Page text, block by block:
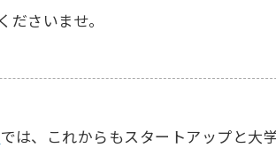
さいませ。
では、これからもスタートアップと大